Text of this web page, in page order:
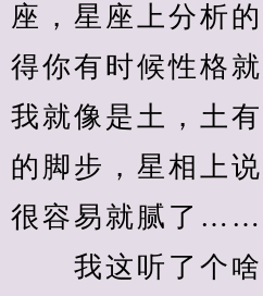
座，星座上分析
得你有时候性格
我就像是土，土
的脚步，星相上
很容易就腻了
我这听了个啥